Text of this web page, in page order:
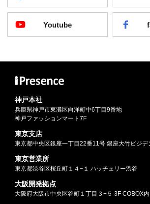
Youtube
神戸本社
兵庫県神戸市東灘区向洋町中6丁目9番地
神戸ファッションマート7F
東京支店
東京都中央区銀座一丁目22番11号 銀座大竹ビジデ
東京営業所
東京都渋谷区桜丘町１４−１ ハッチェリー渋谷
大阪開発拠点
大阪府大阪市中央区谷町１丁目３−５ 3F COBOX内